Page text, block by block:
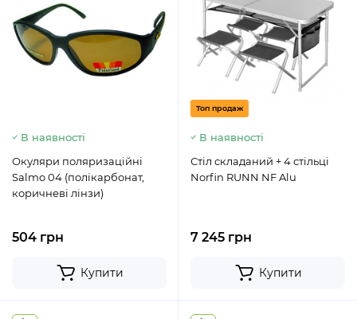
В наявності
Окуляри поляризаційні
Salmo 04 (полікарбонат,
коричневі лінзи)
504 грн
Купити
Топ продаж
В наявності
Стіл складаний + 4 стільці
Norfin RUNN NF Alu
7 245 грн
Купити